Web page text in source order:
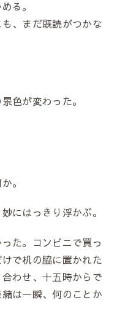
る。
、まだ既読がつかな
色が変わった。
。
にはっきり浮かぶ。
た。コンビニで買っ
で机の脇に置かれた
わせ、十五時からで
は一瞬、何のことか